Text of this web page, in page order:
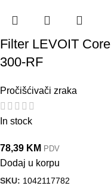
Filter LEVOIT Core
300-RF
Pročišćivači zraka
In stock
78,39 KM PDV
Dodaj u korpu
SKU: 1042117782